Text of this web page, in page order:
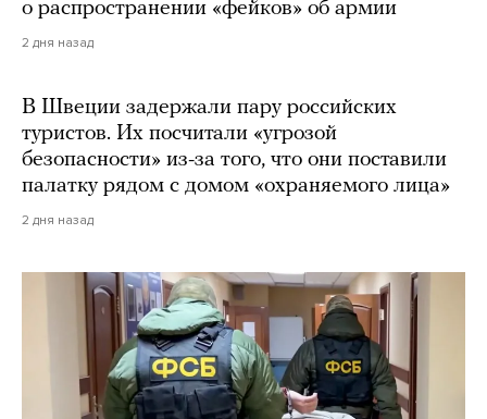
о распространении «фейков» об армии
2 дня назад
В Швеции задержали пару российских
туристов. Их посчитали «угрозой
безопасности» из-за того, что они поставили
палатку рядом с домом «охраняемого лица»
2 дня назад